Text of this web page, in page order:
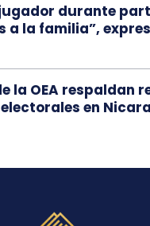
durante
a la familia”,
la OEA respaldan
en